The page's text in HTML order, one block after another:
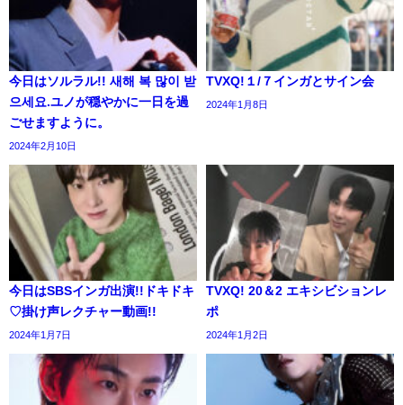
今日はソルラル!! 새해 복 많이 받
으세요.ユノが穏やかに一日を過
ごせますように。
2024年2月10日
TVXQ!１/７インガとサイン会
2024年1月8日
今日はSBSインガ出演!!ドキドキ
♡掛け声レクチャー動画!!
2024年1月7日
TVXQ! 20＆2 エキシビションレ
ポ
2024年1月2日